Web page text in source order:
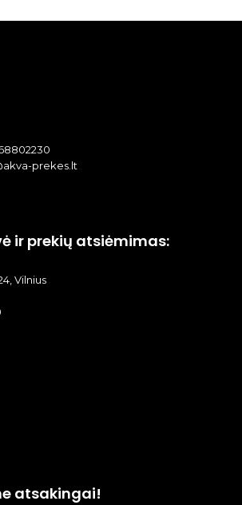
prekes.lt
ir prekių atsiėmimas:
Vilnius
atsakingai!